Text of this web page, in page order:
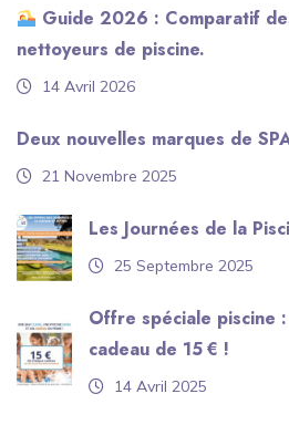
Guide 2026 : Comparatif
nettoyeurs de piscine.
14 Avril 2026
Deux nouvelles marques de
21 Novembre 2025
Les Journées de la
25 Septembre 2025
Offre spéciale piscine
cadeau de 15 € !
14 Avril 2025